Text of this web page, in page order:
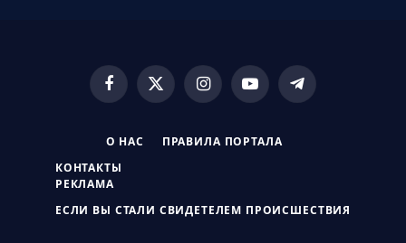
Facebook
X
InstagramYouTubeTelegram
О НАС ПРАВИЛА ПОРТАЛА
КОНТАКТЫ
РЕКЛАМА
ЕСЛИ ВЫ СТАЛИ СВИДЕТЕЛЕМ ПРОИСШЕСТВИЯ